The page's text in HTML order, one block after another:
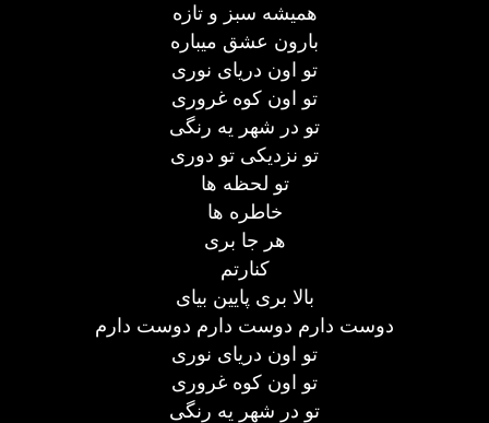
همیشه سبز و تازه
بارون عشق میباره
تو اون دریای نوری
تو اون کوه غروری
تو در شهر یه رنگی
تو نزدیکی تو دوری
تو لحظه ها
خاطره ها
هر جا بری
کنارتم
بالا بری پایین بیای
دوست دارم دوست دارم دوست دارم
تو اون دریای نوری
تو اون کوه غروری
تو در شهر یه رنگی